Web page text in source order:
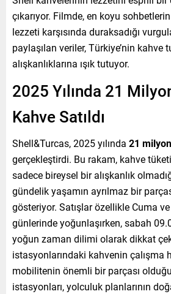
çıkarıyor. Filmde, en koyu
lezzeti karşısında duraksadığı
paylaşılan veriler, Türkiye’nin kahve
alışkanlıklarına ışık tutuyor.
2025 Yılında 21
Kahve Satıldı
Shell&Turcas, 2025 yılında 21
gerçekleştirdi. Bu rakam, kahve
sadece bireysel bir alışkanlık
gündelik yaşamın ayrılmaz bir
gösteriyor. Satışlar özellikle Cuma
günlerinde yoğunlaşırken, sabah
yoğun zaman dilimi olarak dikkat
istasyonlarındaki kahvenin çalışma
mobilitenin önemli bir parçası
istasyonları, yolculuk planlarının